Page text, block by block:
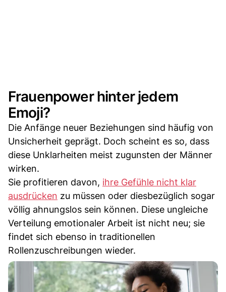
Frauenpower hinter jedem
Emoji?
Die Anfänge neuer Beziehungen sind häufig von
Unsicherheit geprägt. Doch scheint es so, dass
diese Unklarheiten meist zugunsten der Männer
wirken.
Sie profitieren davon, ihre Gefühle nicht klar
ausdrücken zu müssen oder diesbezüglich sogar
völlig ahnungslos sein können. Diese ungleiche
Verteilung emotionaler Arbeit ist nicht neu; sie
findet sich ebenso in traditionellen
Rollenzuschreibungen wieder.